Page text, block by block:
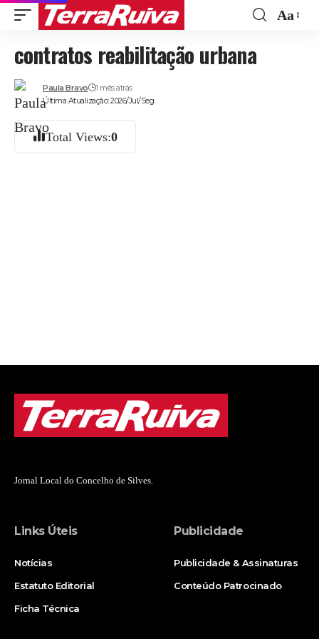
Aa
contratos reabilitação urbana
Última Atualização: 2026/Jul/Seg
Paula Bravo 1 mês atrás
Total Views:0
Jornal Local do Concelho de Silves.
Links Úteis
Notícias
Estatuto Editorial
Ficha Técnica
Publicidade
Publicidade & Assinaturas
Conteúdo Patrocinado